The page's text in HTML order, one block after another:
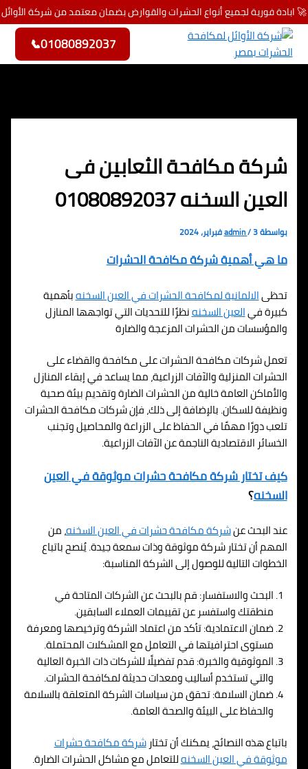
تخطي إلى المحتوى
🚀 ابادة فورية لجميع أنواع الحشرات والقوارض بضمان معتمد من شركة الأوائل
01080892037
📞
شركة مكافحة الثعابين فى
العين السخنه 01080892037
بواسطة admin/3 فبراير، 2024
ما هي أهمية شركة مكافحة الحشرات
تحظىالالمانية لمكافحة الحشرات في العين السخنهبأهمية
كبيرة فيالعين السخنهنظرًا للتحديات التي تواجهها المنازل
والمؤسسات من الحشرات المزعجة والضارة
تعمل شركات مكافحة الحشرات على مكافحة والقضاء على
الحشرات المنزلية والآفات الزراعية، مما يساعد في إبقاء المنازل
والأماكن العامة خالية من الحشرات الضارة وتقديم بيئة صحية
ونظيفة للسكان. بالإضافة إلى ذلك، فإن شركات مكافحة الحشرات
تلعب دورًا مهمًا في الحفاظ على الزراعة والمحاصيل وتجنب
الخسائر الاقتصادية الناجمة عن الآفات الزراعية.
كيف تختار شركة مكافحة حشرات موثوقة فيالعين
السخنه؟
عند البحث عنشركة مكافحة حشرات فيالعين السخنه، من
المهم أن تختار شركة موثوقة وذات سمعة جيدة. يُنصح باتباع
الخطوات التالية للوصول إلى الشركة المناسبة:
البحث والاستفسار: قم بالبحث عن الشركات المتاحة في
منطقتك واستفسر عن تقييمات العملاء السابقين.
ضمان الاعتمادية: تأكد من اعتماد الشركة وترخيصها ومعرفة
مستوى احترافيتها في التعامل مع المشكلات المحتملة.
الموثوقية والخبرة: قدم تفضيلًا للشركات ذات الخبرة العالية
والتي تستخدم أساليب ومعدات حديثة لمكافحة الحشرات.
ضمان السلامة: تحقق من سياسات الشركة المتعلقة بالسلامة
والحفاظ على البيئة والصحة العامة.
باتباع هذه النصائح، يمكنك أن تختارشركة مكافحة حشرات
موثوقة في العين السخنهللتعامل مع مشاكل الحشرات الضارة.